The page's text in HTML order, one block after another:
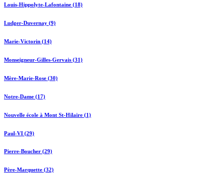
Louis-Hippolyte-Lafontaine (18)
Ludger-Duvernay (9)
Marie-Victorin (14)
Monseigneur-Gilles-Gervais (31)
Mère-Marie-Rose (30)
Notre-Dame (17)
Nouvelle école à Mont St-Hilaire (1)
Paul-VI (29)
Pierre-Boucher (29)
Père-Marquette (32)